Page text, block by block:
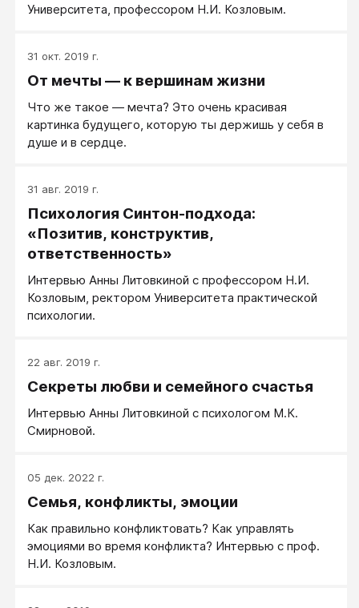
Университета, профессором Н.И. Козловым.
31 окт. 2019 г.
От мечты — к вершинам жизни
Что же такое — мечта? Это очень красивая
картинка будущего, которую ты держишь у себя в
душе и в сердце.
31 авг. 2019 г.
Психология Синтон-подхода:
«Позитив, конструктив,
ответственность»
Интервью Анны Литовкиной с профессором Н.И.
Козловым, ректором Университета практической
психологии.
22 авг. 2019 г.
Секреты любви и семейного счастья
Интервью Анны Литовкиной с психологом М.К.
Смирновой.
05 дек. 2022 г.
Семья, конфликты, эмоции
Как правильно конфликтовать? Как управлять
эмоциями во время конфликта? Интервью с проф.
Н.И. Козловым.